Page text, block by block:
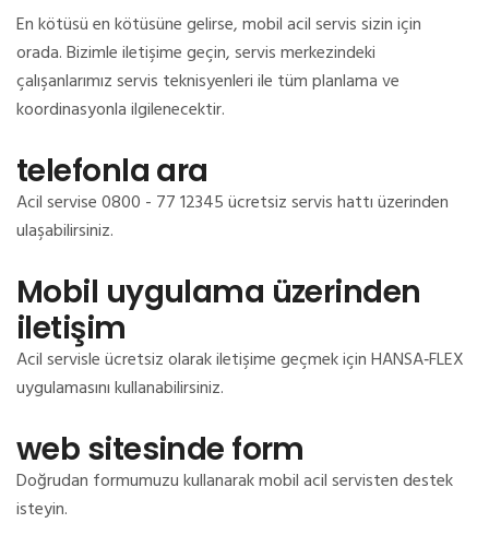
En kötüsü en kötüsüne gelirse, mobil acil servis sizin için
orada.Bizimle iletişime geçin, servis merkezindeki
çalışanlarımız servis teknisyenleri ile tüm planlama ve
koordinasyonla ilgilenecektir.
telefonla ara
Acil servise 0800 - 77 12345 ücretsiz servis hattı üzerinden
ulaşabilirsiniz.
Mobil uygulama üzerinden
iletişim
Acil servisle ücretsiz olarak iletişime geçmek için HANSA‑FLEX
uygulamasını kullanabilirsiniz.
web sitesinde form
Doğrudan formumuzu kullanarak mobil acil servisten destek
isteyin.